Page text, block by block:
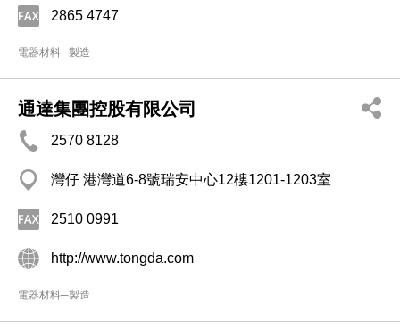
2865 4747
電器材料─製造
通達集團控股有限公司
2570 8128
灣仔 港灣道6-8號瑞安中心12樓1201-1203室
2510 0991
http://www.tongda.com
電器材料─製造